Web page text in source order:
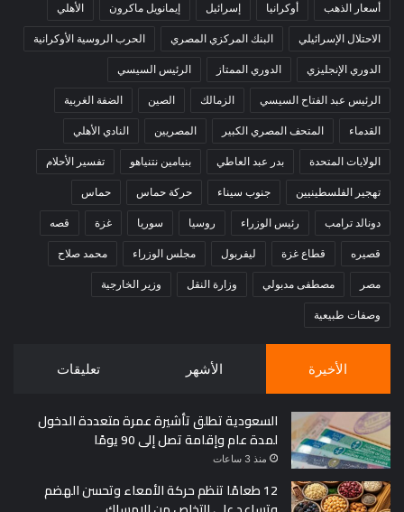
أسعار الذهب أوكرانيا إسرائيل إيمانويل ماكرون الأهلي
الاحتلال الإسرائيلي البنك المركزي المصري الحرب الروسية الأوكرانية
الدوري الإنجليزي الدوري الممتاز الرئيس السيسي
الرئيس عبد الفتاح السيسي الزمالك الصين الضفة الغربية
القدماء المتحف المصري الكبير المصريين النادي الأهلي
الولايات المتحدة بدر عبد العاطي بنيامين نتنياهو تفسير الأحلام
تهجير الفلسطينيين جنوب سيناء حركة حماس حماس
دونالد ترامب رئيس الوزراء روسيا سوريا غزة قصه
قصيره قطاع غزة ليفربول مجلس الوزراء محمد صلاح
مصر مصطفى مدبولي وزارة النقل وزير الخارجية
وصفات طبيعية
الأخيرة الأشهر تعليقات
السعودية تطلق تأشيرة عمرة متعددة الدخول
لمدة عام وإقامة تصل إلى 90 يومًا
منذ 3 ساعات
12 طعامًا تنظم حركة الأمعاء وتحسن الهضم